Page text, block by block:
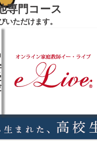
専門コース
ただけます。